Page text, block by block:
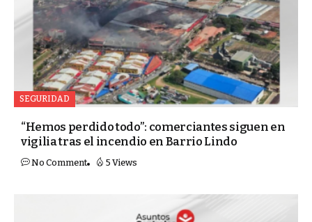
SEGURIDAD
“Hemos perdido todo”: comerciantes siguen en
vigilia tras el incendio en Barrio Lindo
No Comment 5 Views